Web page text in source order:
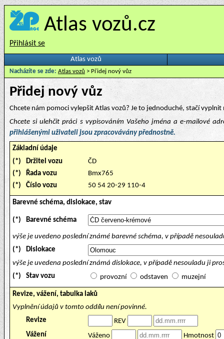
Atlas vozů.cz
Přihlásit se
Atlas vozů
Nacházíte se zde: Atlas vozů > Přidej nový vůz
Přidej nový vůz
Chcete nám pomoci vylepšit Atlas vozů? Je to jednoduché, stačí
Chcete si ulehčit práci s vypisováním Vašeho jména a e-mailové
přihlášenými uživateli jsou zpracovávány přednostně.
Základní údaje
(*)
Držitel vozu
ČD
(*)
Řada vozu
Bmx765
(*)
Číslo vozu 50 54 20-29 110-4
Barevné schéma, dislokace, stav
(*) Barevné schéma
výše je uvedeno poslední známé barevné schéma, v případě
(*)
Dislokace
výše je uvedena poslední známá dislokace, v případě nesouladu ji
(*)
Stav vozu provozní odstaven muzejní
Revize, vážení, tabulka laků
Vyplnění údajů v tomto oddílu není povinné.
Revize
REV
Vážení
Váženo
Hmotnost